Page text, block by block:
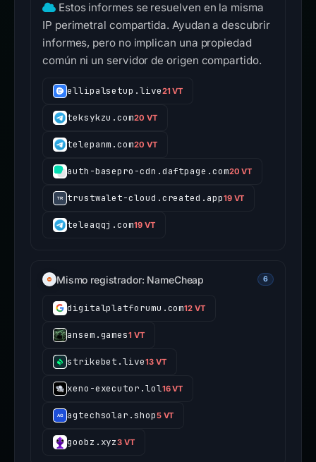
Estos informes se resuelven en la misma
IP perimetral compartida. Ayudan a descubrir
informes, pero no implican una propiedad
común ni un servidor de origen compartido.
ellipalsetup.live21 VT
teksykzu.com20 VT
telepanm.com20 VT
auth-basepro-cdn.daftpage.com20 VT
trustwalet-cloud.created.app19 VT
teleaqqj.com19 VT
Mismo registrador: NameCheap 6
digitalplatforumu.com12 VT
ansem.games1 VT
strikebet.live13 VT
xeno-executor.lol16 VT
agtechsolar.shop5 VT
goobz.xyz3 VT